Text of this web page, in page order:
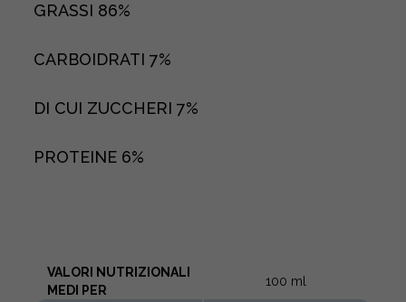
GRASSI 86%
CARBOIDRATI 7%
DI CUI ZUCCHERI 7%
PROTEINE 6%
VALORI NUTRIZIONALI
MEDI PER
100 ml